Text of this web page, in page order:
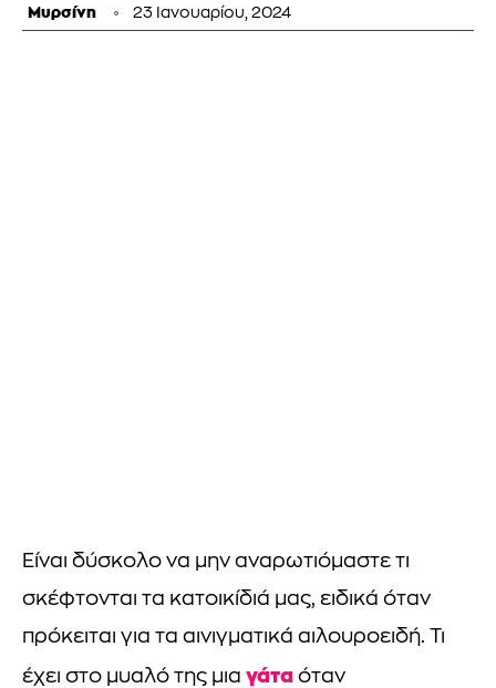
Μυρσίνη 23 Ιανουαρίου, 2024
Είναι δύσκολο να μην αναρωτιόμαστε τι
σκέφτονται τα κατοικίδιά μας, ειδικά όταν
πρόκειται για τα αινιγματικά αιλουροειδή. Τι
έχει στο μυαλό της μια γάτα όταν